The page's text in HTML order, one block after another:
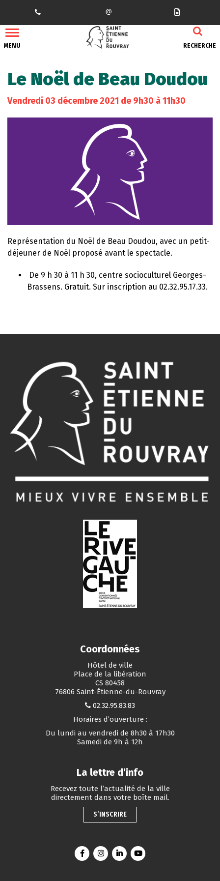
MENU RECHERCHE
Le Noël de Beau Doudou
Vendredi 03 décembre 2021 de 9h30 à 11h30
Représentation du Noël de Beau Doudou, avec un petit-
déjeuner de Noël proposé avant le spectacle.
De 9 h 30 à 11 h 30, centre socioculturel Georges-
Brassens. Gratuit. Sur inscription au 02.32.95.17.33.
Coordonnées
Hôtel de ville
Place de la libération
CS 80458
76806 Saint-Étienne-du-Rouvray
02.32.95.83.83
Horaires d’ouverture :
Du lundi au vendredi de 8h30 à 17h30
Samedi de 9h à 12h
La lettre d’info
Recevez toute l’actualité de la ville
directement dans votre boîte mail.
S’INSCRIRE
Lien vers le compte Facebook
Lien vers le compte Instagram
Lien vers le compte Linkedin
Lien vers la chaîne